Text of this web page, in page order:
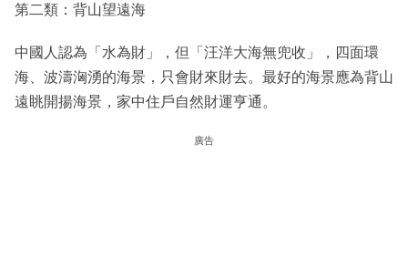
第二類：背山望遠海
中國人認為「水為財」，但「汪洋大海無兜收」，四面環
海、波濤洶湧的海景，只會財來財去。最好的海景應為背山
遠眺開揚海景，家中住戶自然財運亨通。
廣告